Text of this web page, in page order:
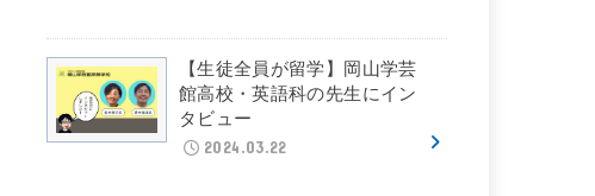
【生徒全員が留学】岡山学芸
館高校・英語科の先生にイン
タビュー
2024.03.22